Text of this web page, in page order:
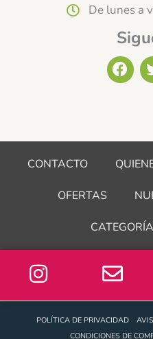
De lunes a
F
a
o
k
CONTACTO
OFERTAS
POLÍTICA DE PRIVACIDAD
CONDICIONES DE